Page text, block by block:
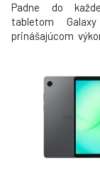
Padne do
tabletom
prinášajúcom
spoľahlivý
produktivitu,
nachádzaš
brilantnému
vylepšenému
peru s hexagonálny